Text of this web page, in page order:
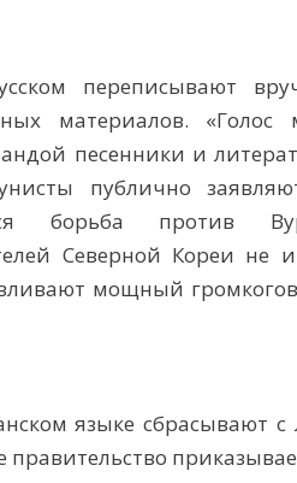
переписывают
материалов. «Голос
песенники и
публично
борьба против
Северной Кореи не
мощный
языке сбрасывают с
правительство